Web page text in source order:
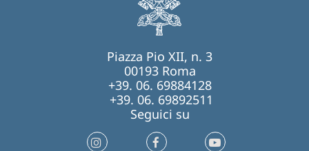
Piazza Pio XII, n. 3
00193 Roma
+39. 06. 69884128
+39. 06. 69892511
Seguici su